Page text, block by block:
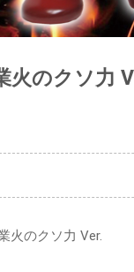
火のクソ力
火のクソ力 Ver.